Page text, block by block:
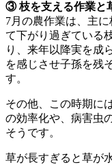
③ 枝を支える作業と
7月の農作業は、主
て下がり過ぎている
り、来年以降実を成
を感じさせ子孫を残
す。
その他、この時期に
の効率化や、病害虫
そうです。
草が長すぎると草が